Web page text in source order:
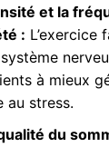
et la
: L’exercice
à mieux
au stress.
du